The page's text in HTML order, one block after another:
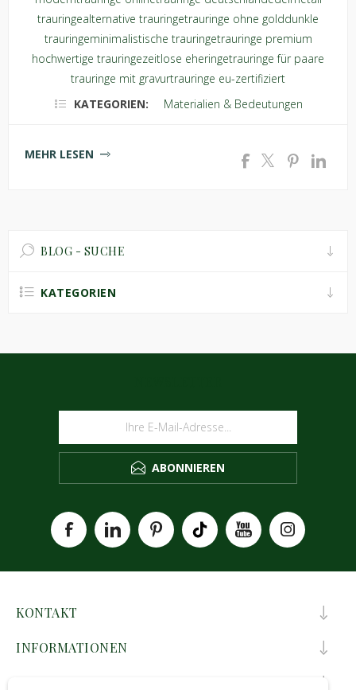
trauringealternative trauringetrauringe ohne golddunkle
trauringeminimalistische trauringetrauringe premium
hochwertige trauringezeitlose eheringetrauringe für paare
trauringe mit gravurtrauringe eu-zertifiziert
KATEGORIEN:
Materialien & Bedeutungen
MEHR LESEN
BLOG - SUCHE
KATEGORIEN
ABONNIEREN
KONTAKT
INFORMATIONEN